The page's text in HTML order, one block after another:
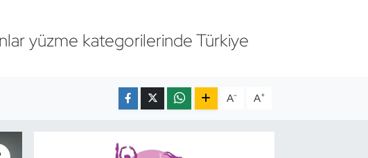
yüzme kategorilerinde Türkiye
A- A+